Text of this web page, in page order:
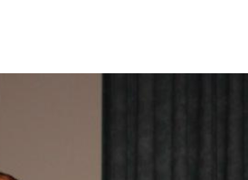
2018 ]
für KMU
WIRTSCHAFT